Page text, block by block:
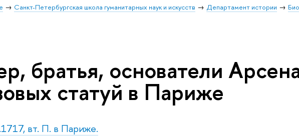
Санкт-Петербургская школа гуманитарных наук и искусств Департамент истории
братья, основатели
статуй в Париже
вт. П. в Париже.